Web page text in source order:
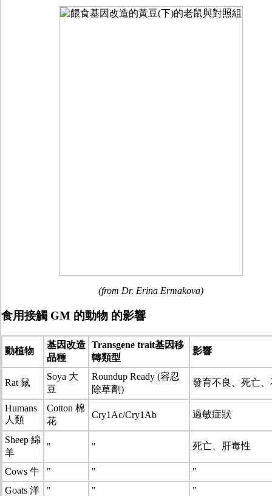
(from Dr. Erina Ermakova)
食用接觸 GM 的動物 的影響
動植物
基因改造
品種
Transgene trait基因移
轉類型
影響
Rat 鼠
Soya 大
豆
Roundup Ready (容忍
除草劑)
發育不良、死亡
Humans
人類
Cotton 棉
花
Cry1Ac/Cry1Ab 過敏症狀
Sheep 綿
羊
" " 死亡、肝毒性
Cows 牛 " "
"
Goats 洋
" "
"